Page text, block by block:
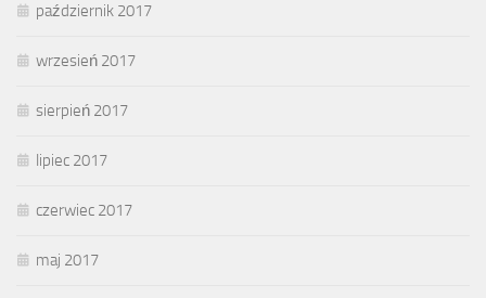
październik 2017
wrzesień 2017
sierpień 2017
lipiec 2017
czerwiec 2017
maj 2017